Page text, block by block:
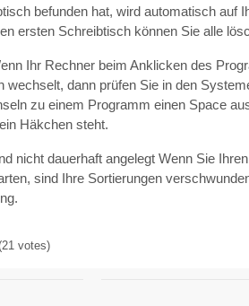
befunden hat, wird automatisch auf
ersten Schreibtisch können Sie alle
Ihr Rechner beim Anklicken des
wechselt, dann prüfen Sie in den
zu einem Programm einen Space
Häkchen steht.
nicht dauerhaft angelegt Wenn Sie
sind Ihre Sortierungen
votes)